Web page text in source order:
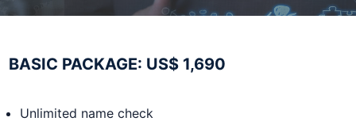
BASIC PACKAGE: US$ 1,690
Unlimited name check